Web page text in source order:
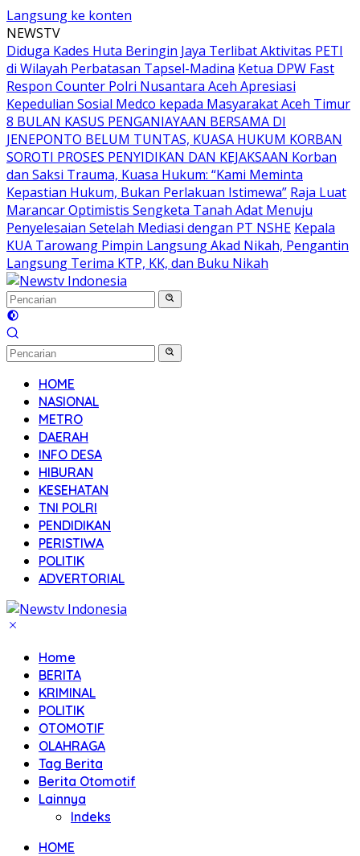
Langsung ke konten
NEWSTV
Diduga Kades Huta Beringin Jaya Terlibat Aktivitas PETI
di Wilayah Perbatasan Tapsel-Madina Ketua DPW Fast
Respon Counter Polri Nusantara Aceh Apresiasi
Kepedulian Sosial Medco kepada Masyarakat Aceh Timur
8 BULAN KASUS PENGANIAYAAN BERSAMA DI
JENEPONTO BELUM TUNTAS, KUASA HUKUM KORBAN
SOROTI PROSES PENYIDIKAN DAN KEJAKSAAN Korban
dan Saksi Trauma, Kuasa Hukum: “Kami Meminta
Kepastian Hukum, Bukan Perlakuan Istimewa” Raja Luat
Marancar Optimistis Sengketa Tanah Adat Menuju
Penyelesaian Setelah Mediasi dengan PT NSHE Kepala
KUA Tarowang Pimpin Langsung Akad Nikah, Pengantin
Langsung Terima KTP, KK, dan Buku Nikah
HOME
NASIONAL
METRO
DAERAH
INFO DESA
HIBURAN
KESEHATAN
TNI POLRI
PENDIDIKAN
PERISTIWA
POLITIK
ADVERTORIAL
Home
BERITA
KRIMINAL
POLITIK
OTOMOTIF
OLAHRAGA
Tag Berita
Berita Otomotif
Lainnya
Indeks
HOME